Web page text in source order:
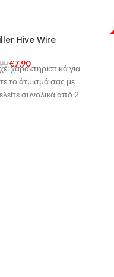
Hive Wire
€7,90
χαρακτηριστικά για
το άτμισμά σας με
συνολικά από 2